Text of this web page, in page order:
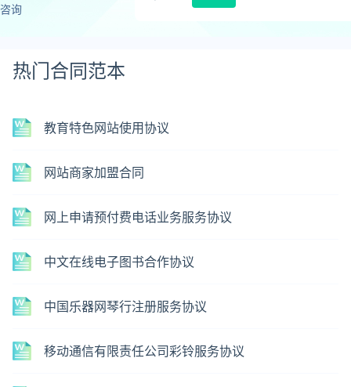
咨询
热门合同范本
教育特色网站使用协议
网站商家加盟合同
网上申请预付费电话业务服务协议
中文在线电子图书合作协议
中国乐器网琴行注册服务协议
移动通信有限责任公司彩铃服务协议